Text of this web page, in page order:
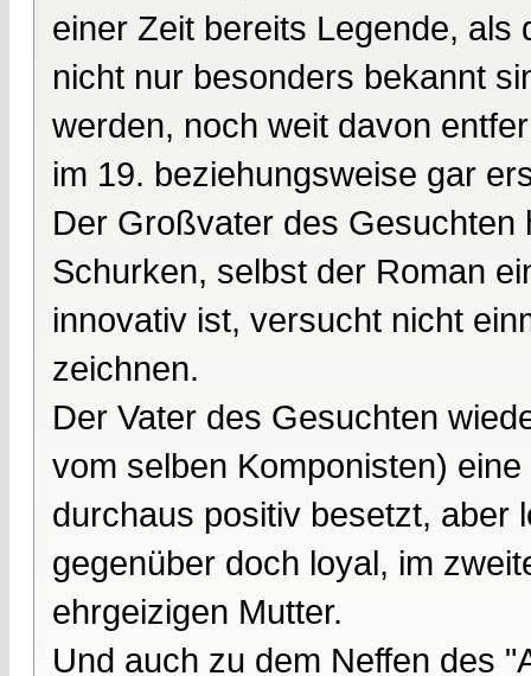
einer Zeit bereits Legende, als
nicht nur besonders bekannt
werden, noch weit davon
im 19. beziehungsweise gar
Der Großvater des
Schurken, selbst der Roman
innovativ ist, versucht nicht
zeichnen.
Der Vater des Gesuchten
vom selben Komponisten)
durchaus positiv besetzt, aber
gegenüber doch loyal, im
ehrgeizigen Mutter.
Und auch zu dem Neffen des